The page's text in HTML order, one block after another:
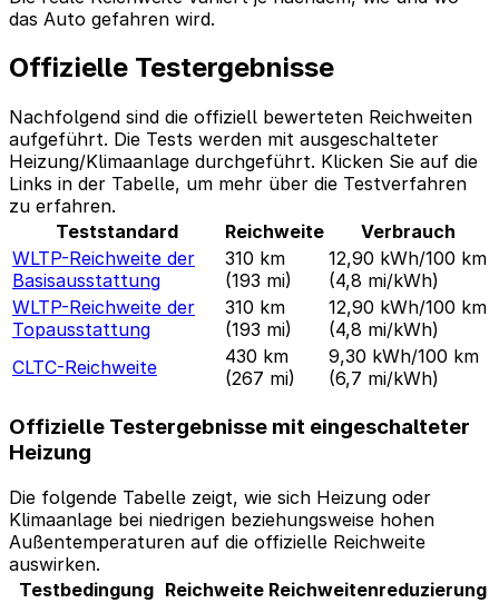
das Auto gefahren wird.
Offizielle Testergebnisse
Nachfolgend sind die offiziell bewerteten Reichweiten
aufgeführt. Die Tests werden mit ausgeschalteter
Heizung/Klimaanlage durchgeführt. Klicken Sie auf die
Links in der Tabelle, um mehr über die Testverfahren
zu erfahren.
Teststandard
Reichweite
Verbrauch
WLTP-Reichweite der
Basisausstattung
310 km
(193 mi)
12,90 kWh/100 km
(4,8 mi/kWh)
WLTP-Reichweite der
Topausstattung
310 km
(193 mi)
12,90 kWh/100 km
(4,8 mi/kWh)
CLTC-Reichweite
430 km
(267 mi)
9,30 kWh/100 km
(6,7 mi/kWh)
Offizielle Testergebnisse mit eingeschalteter
Heizung
Die folgende Tabelle zeigt, wie sich Heizung oder
Klimaanlage bei niedrigen beziehungsweise hohen
Außentemperaturen auf die offizielle Reichweite
auswirken.
Testbedingung Reichweite Reichweitenreduzierung